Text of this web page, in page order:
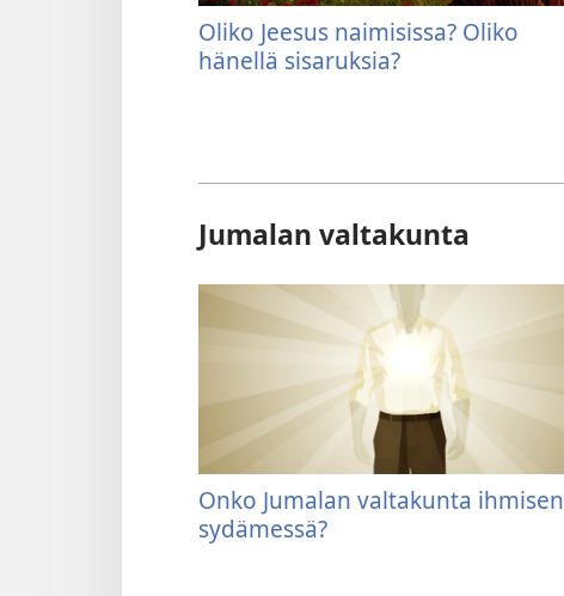
Oliko Jeesus naimisissa? Oliko
hänellä sisaruksia?
Jumalan valtakunta
Onko Jumalan valtakunta ihmisen
sydämessä?